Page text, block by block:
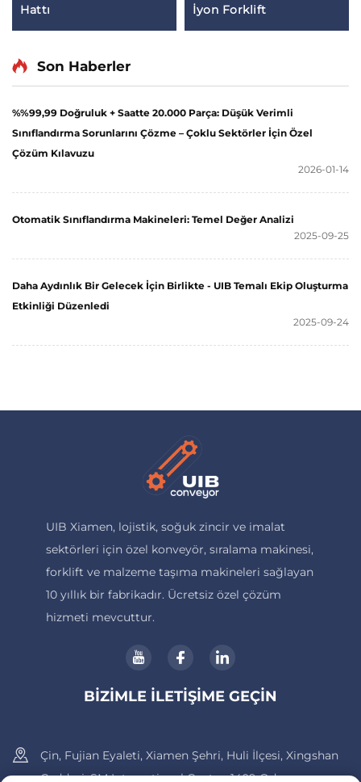
Hattı
İyon Forklift
Son Haberler
%%99,99 Doğruluk + Saatte 20.000 Parça: Düşük Verimli
Sınıflandırma Sorunlarını Çözme – Çoklu Sektörler İçin Özel
Çözüm Kılavuzu
2026-01-14
Otomatik Sınıflandırma Makineleri: Temel Değer Analizi
2025-09-25
Daha Aydınlık Bir Gelecek İçin Birlikte - UIB Temalı Ekip Oluşturma
Etkinliği Düzenledi
2025-09-24
UIB Xiamen, lojistik, soğuk zincir ve imalat
sektörleri için özel konveyör, sıralama makinesi,
forklift ve malzeme taşıma makineleri sağlayan
10 yıllık bir fabrikadır. Ücretsiz özel çözüm
hizmeti mevcuttur.
BIZIMLE İLETIŞIME GEÇIN
Çin, Fujian Eyaleti, Xiamen Şehri, Huli İlçesi, Xingshan
Caddesi, SM International Center, 1409 Odası